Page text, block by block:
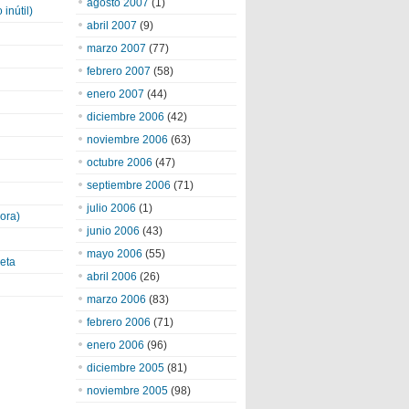
agosto 2007 (1)
abril 2007 (9)
marzo 2007 (77)
febrero 2007 (58)
enero 2007 (44)
diciembre 2006 (42)
noviembre 2006 (63)
octubre 2006 (47)
septiembre 2006 (71)
julio 2006 (1)
junio 2006 (43)
mayo 2006 (55)
abril 2006 (26)
marzo 2006 (83)
febrero 2006 (71)
enero 2006 (96)
diciembre 2005 (81)
noviembre 2005 (98)
inútil)